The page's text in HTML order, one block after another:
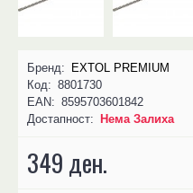
Бренд: EXTOL PREMIUM
Код: 8801730
EAN: 8595703601842
Достапност: Нема Залиха
349 ден.